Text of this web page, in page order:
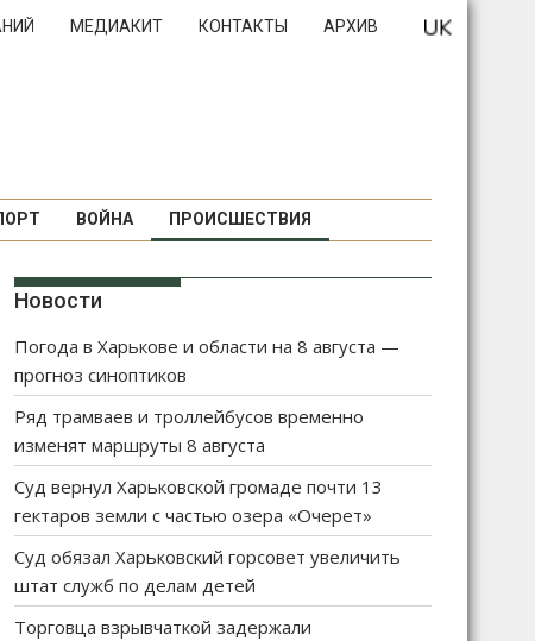
МЕДИАКИТ КОНТАКТЫ АРХИВ
ВОЙНА ПРОИСШЕСТВИЯ
Новости
Погода в Харькове и области на 8 августа —
прогноз синоптиков
Ряд трамваев и троллейбусов временно
изменят маршруты 8 августа
Суд вернул Харьковской громаде почти 13
гектаров земли с частью озера «Очерет»
Суд обязал Харьковский горсовет увеличить
штат служб по делам детей
Торговца взрывчаткой задержали